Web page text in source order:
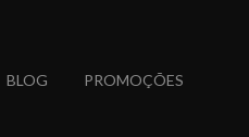
BLOG PROMOÇÕES